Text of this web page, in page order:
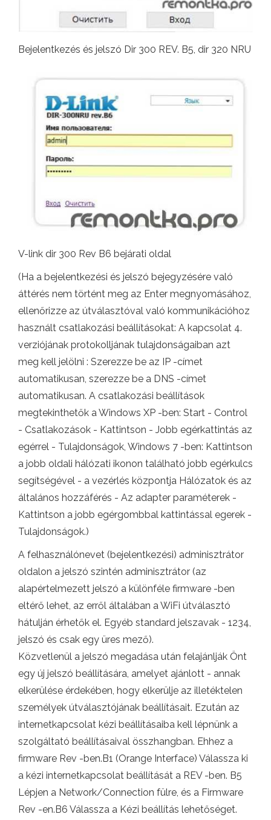
Bejelentkezés és jelszó Dir 300 REV. B5, dir 320 NRU
V-link dir 300 Rev B6 bejárati oldal
(Ha a bejelentkezési és jelszó bejegyzésére való
áttérés nem történt meg az Enter megnyomásához,
ellenőrizze az útválasztóval való kommunikációhoz
használt csatlakozási beállításokat: A kapcsolat 4.
verziójának protokolljának tulajdonságaiban azt
meg kell jelölni : Szerezze be az IP -címet
automatikusan, szerezze be a DNS -címet
automatikusan. A csatlakozási beállítások
megtekinthetők a Windows XP -ben: Start - Control
- Csatlakozások - Kattintson - Jobb egérkattintás az
egérrel - Tulajdonságok, Windows 7 -ben: Kattintson
a jobb oldali hálózati ikonon található jobb egérkulcs
segítségével - a vezérlés központja Hálózatok és az
általános hozzáférés - Az adapter paraméterek -
Kattintson a jobb egérgombbal kattintással egerek -
Tulajdonságok.)
A felhasználónevet (bejelentkezési) adminisztrátor
oldalon a jelszó szintén adminisztrátor (az
alapértelmezett jelszó a különféle firmware -ben
eltérő lehet, az erről általában a WiFi útválasztó
hátulján érhetők el. Egyéb standard jelszavak - 1234,
jelszó és csak egy üres mező).
Közvetlenül a jelszó megadása után felajánlják Önt
egy új jelszó beállítására, amelyet ajánlott - annak
elkerülése érdekében, hogy elkerülje az illetéktelen
személyek útválasztójának beállításait. Ezután az
internetkapcsolat kézi beállításaiba kell lépnünk a
szolgáltató beállításaival összhangban. Ehhez a
firmware Rev -ben.B1 (Orange Interface) Válassza ki
a kézi internetkapcsolat beállítását a REV -ben. B5
Lépjen a Network/Connection fülre, és a Firmware
Rev -en.B6 Válassza a Kézi beállítás lehetőséget.